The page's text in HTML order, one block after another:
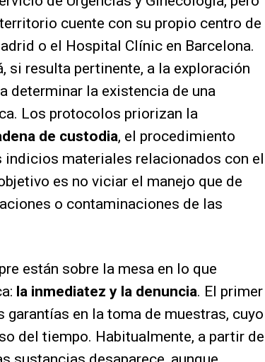
cuente con su propio centro de
o el Hospital Clínic en Barcelona.
si resulta pertinente, a la exploración
determinar la existencia de una
Los protocolos priorizan la
de custodia, el procedimiento
materiales relacionados con el
es no viciar el manejo que de
o contaminaciones de las
están sobre la mesa en lo que
la inmediatez y la denuncia. El primer
garantías en la toma de muestras, cuyo
del tiempo. Habitualmente, a partir de